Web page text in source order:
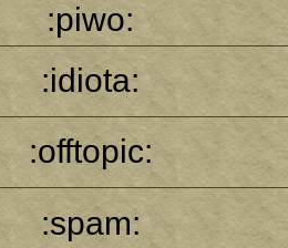
:piwo:
:idiota:
:offtopic:
:spam: